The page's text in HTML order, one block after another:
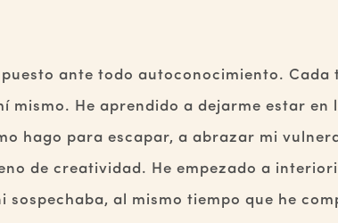
ante todo autoconocimiento. Cada
mismo. He aprendido a dejarme estar en
hago para escapar, a abrazar mi
de creatividad. He empezado a
sospechaba, al mismo tiempo que he